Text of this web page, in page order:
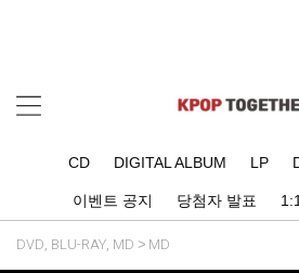
CD DIGITAL ALBUM LP
이벤트 공지 당첨자 발표
DVD, BLU-RAY, MD MD